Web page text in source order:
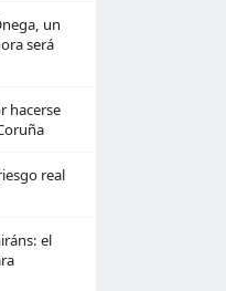
un
será
hacerse
real
el